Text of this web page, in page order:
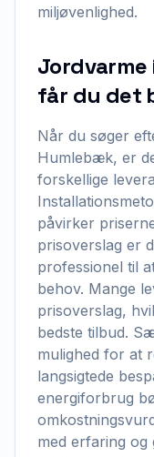
miljøvenlighed.
Jordvarme
får du det
Når du søger
Humlebæk, er
forskellige
påvirker
prisoverslag er
professionel til
behov. Mange
prisoverslag,
bedste tilbud.
mulighed for at
langsigtede
energiforbrug
med erfaring og